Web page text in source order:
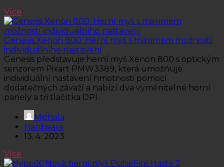
Více
Genesis Xenon 800: Herní myš s maximem možností
individuálního nastavení
Genesis představuje herní myš Xenon 800 s optickým
senzorem Pixart PMW3389, která umožňuje
individuální nastavení hmotnosti pomocí
dodatečných závaží a nabízí dva vyměnitelné horní
panely a tři tlačítka DPI.
Michala
Hardware
13. 4. 2023
Více